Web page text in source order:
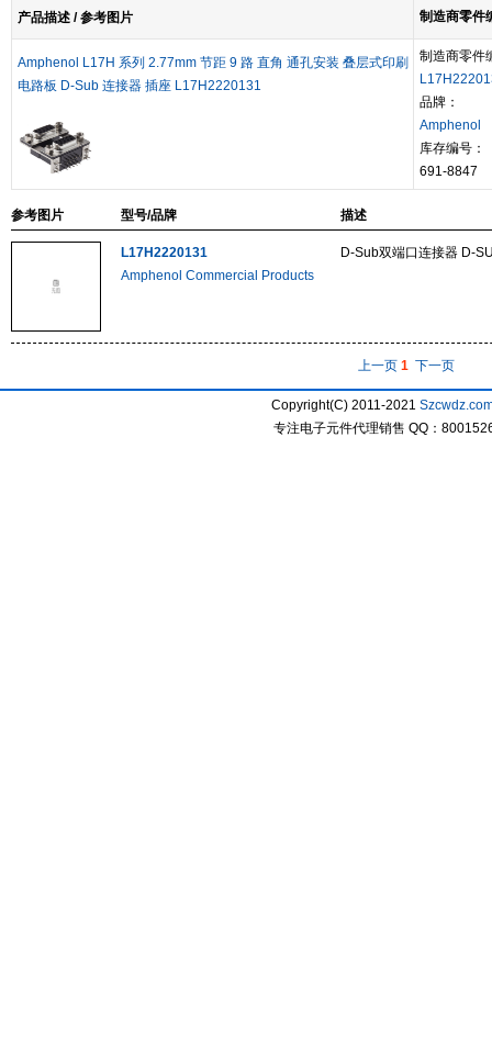
产品描述 / 参考图片 制造商零件
Amphenol L17H 系列 2.77mm 节距 9 路 直角 通孔安装 叠层式印刷
电路板 D-Sub 连接器 插座 L17H2220131
制造商零件
品牌：
Amphenol
库存编号：
691-8847
参考图片 型号/品牌 描述
L17H2220131
Amphenol Commercial Products
D-Sub双端口连接器 D-
上一页 1 下一页
Copyright(C) 2011-2021
专注电子元件代理销售 QQ：